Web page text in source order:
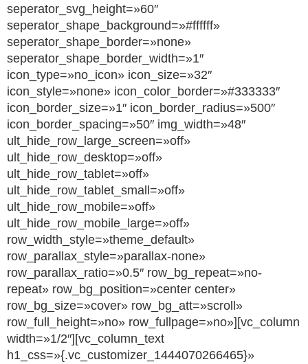
seperator_svg_height=»60″
seperator_shape_background=»#ffffff»
seperator_shape_border=»none»
seperator_shape_border_width=»1″
icon_type=»no_icon» icon_size=»32″
icon_style=»none» icon_color_border=»#333333″
icon_border_size=»1″ icon_border_radius=»500″
icon_border_spacing=»50″ img_width=»48″
ult_hide_row_large_screen=»off»
ult_hide_row_desktop=»off»
ult_hide_row_tablet=»off»
ult_hide_row_tablet_small=»off»
ult_hide_row_mobile=»off»
ult_hide_row_mobile_large=»off»
row_width_style=»theme_default»
row_parallax_style=»parallax-none»
row_parallax_ratio=»0.5″ row_bg_repeat=»no-
repeat» row_bg_position=»center center»
row_bg_size=»cover» row_bg_att=»scroll»
row_full_height=»no» row_fullpage=»no»][vc_column
width=»1/2″][vc_column_text
h1_css=»{.vc_customizer_1444070266465}»